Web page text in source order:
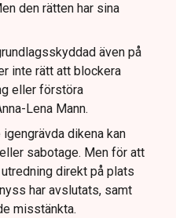
den rätten har sina
även på
inte rätt att blockera
eller förstöra
Lena Mann.
dikena kan
sabotage. Men för att
direkt på plats
har avslutats, samt
misstänkta.